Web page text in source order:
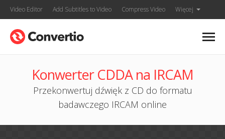
Video Editor Add Subtitles to Video Compress Video Więcej
Konwerter CDDA na IRCAM
Przekonwertuj dźwięk z CD do formatu
badawczego IRCAM online